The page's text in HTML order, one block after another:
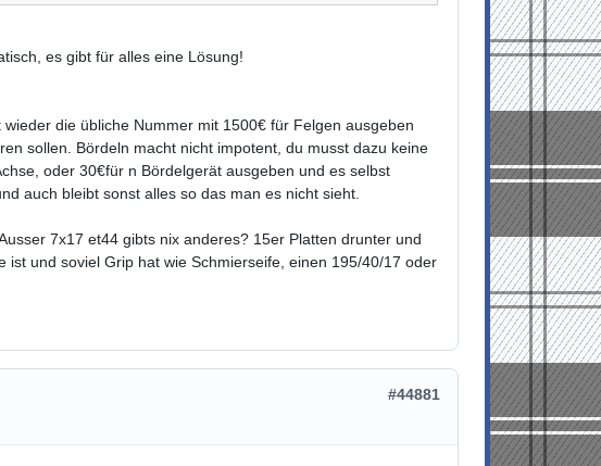
es gibt für alles eine Lösung!
die übliche Nummer mit 1500€ für Felgen ausgeben
sollen. Bördeln macht nicht impotent, du musst dazu keine
oder 30€für n Bördelgerät ausgeben und es selbst
auch bleibt sonst alles so das man es nicht sieht.
7x17 et44 gibts nix anderes? 15er Platten drunter und
und soviel Grip hat wie Schmierseife, einen 195/40/17 oder
#44881